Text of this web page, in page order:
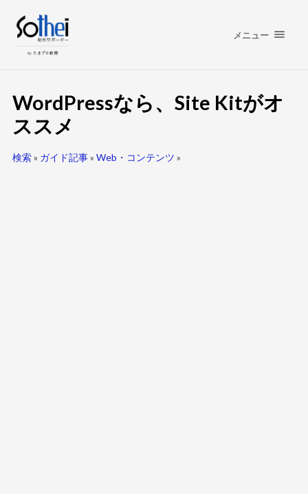
メニュー
WordPressなら、Site Kitがオ
ススメ
検索» ガイド記事» Web・コンテンツ »